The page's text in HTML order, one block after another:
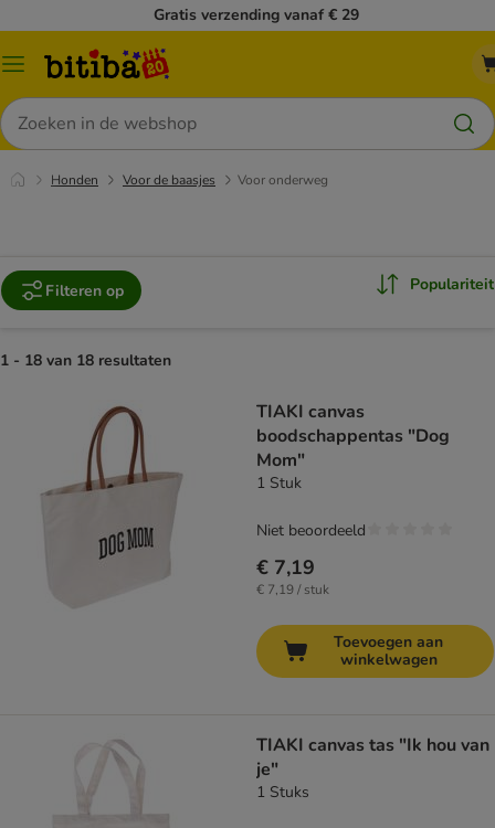
Gratis verzending vanaf € 29
Catalogusmenu
Zoeken
Honden Voor de baasjes Voor onderweg
Filteren op Populariteit
1 - 18 van 18 resultaten
TIAKI canvas
boodschappentas "Dog
Mom"
1 Stuk
€ 7,19
€ 7,19 / stuk
Niet beoordeeld
Toevoegen aan
winkelwagen
TIAKI canvas tas "Ik hou van
je"
1 Stuks